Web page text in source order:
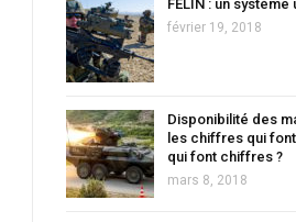
FELIN : un
février 19, 2018
Disponibilité des
les chiffres qui
qui font chiffres ?
mars 8, 2018